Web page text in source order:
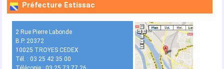
Préfecture Estissac
2 Rue Pierre Labonde
B.P. 20372
10025 TROYES CEDEX
Tél. : 03 25 42 35 00